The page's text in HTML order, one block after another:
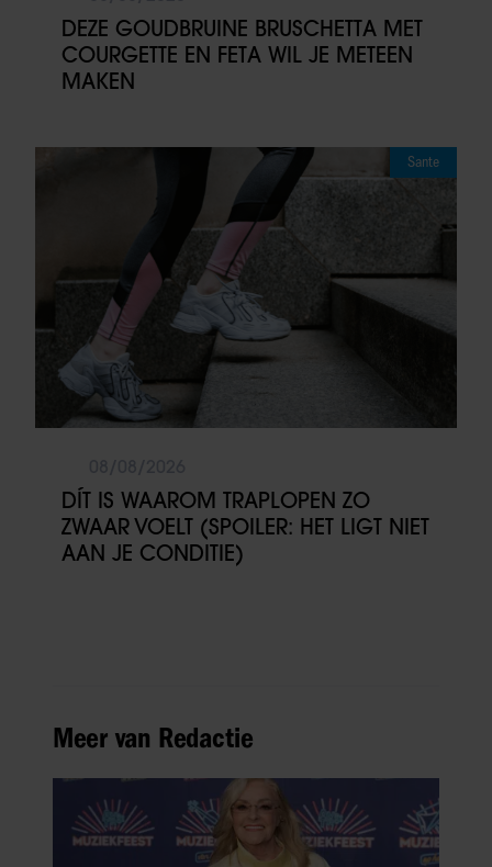
DEZE GOUDBRUINE BRUSCHETTA MET
COURGETTE EN FETA WIL JE METEEN
MAKEN
Sante
DÍT IS WAAROM TRAPLOPEN ZO
ZWAAR VOELT (SPOILER: HET LIGT NIET
AAN JE CONDITIE)
Meer van Redactie